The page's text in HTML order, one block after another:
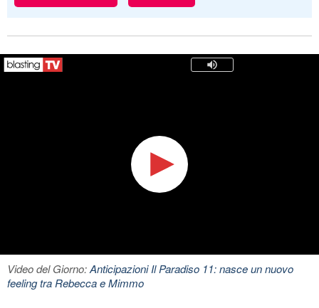
Video del Giorno:Anticipazioni Il Paradiso 11: nasce un nuovo
feeling tra Rebecca e Mimmo